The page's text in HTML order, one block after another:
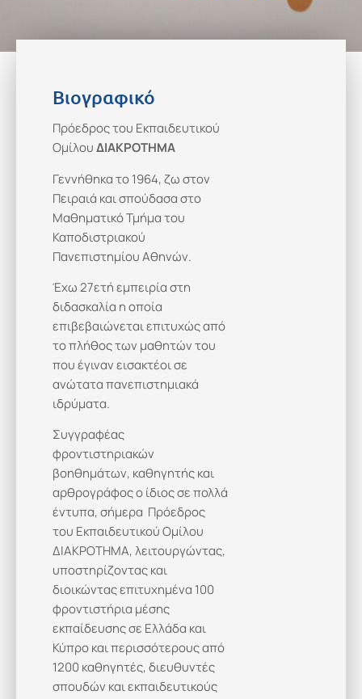
Βιογραφικό
Πρόεδρος του Εκπαιδευτικού
ΟμίλουΔΙΑΚΡΟΤΗΜΑ
Γεννήθηκα το 1964, ζω στον
Πειραιά και σπούδασα στο
Μαθηματικό Τμήμα του
Καποδιστριακού
Πανεπιστημίου Αθηνών.
Έχω 27ετή εμπειρία στη
διδασκαλία η οποία
επιβεβαιώνεται επιτυχώς από
το πλήθος των μαθητών του
που έγιναν εισακτέοι σε
ανώτατα πανεπιστημιακά
ιδρύματα.
Συγγραφέας
φροντιστηριακών
βοηθημάτων, καθηγητής και
αρθρογράφος ο ίδιος σε πολλά
έντυπα, σήμερα Πρόεδρος
του Εκπαιδευτικού Ομίλου
ΔΙΑΚΡΟΤΗΜΑ, λειτουργώντας,
υποστηρίζοντας και
διοικώντας επιτυχημένα 100
φροντιστήρια μέσης
εκπαίδευσης σε Ελλάδα και
Κύπρο και περισσότερους από
1200 καθηγητές, διευθυντές
σπουδών και εκπαιδευτικούς